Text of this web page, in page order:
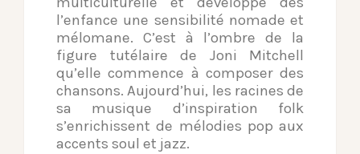
l’enfance une sensibilité nomade et
mélomane. C’est à l’ombre de la
figure tutélaire de Joni Mitchell
qu’elle commence à composer des
chansons. Aujourd’hui, les racines de
sa musique d’inspiration folk
s’enrichissent de mélodies pop aux
accents soul et jazz.